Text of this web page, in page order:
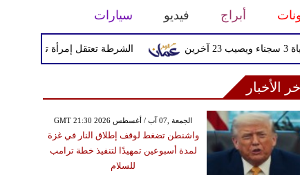
أبراج فيديو سيارات
الشرطة تعتقل إمرأة تم القبض عليها
آخر الأخبار
GMT 21:30 2026 الجمعة ,07 آب / أغسطس
واشنطن تضغط لوقف إطلاق النار في غزة
لمدة أسبوعين تمهيدًا لتنفيذ خطة ترامب
للسلام